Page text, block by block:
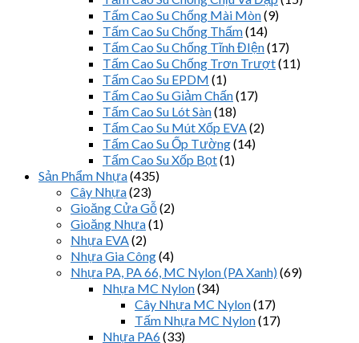
Tấm Cao Su Chống Mài Mòn(9)
Tấm Cao Su Chống Thấm(14)
Tấm Cao Su Chống Tĩnh ĐIện(17)
Tấm Cao Su Chống Trơn Trượt(11)
Tấm Cao Su EPDM (1)
Tấm Cao Su Giảm Chấn(17)
Tấm Cao Su Lót Sàn(18)
Tấm Cao Su Mút Xốp EVA(2)
Tấm Cao Su Ốp Tường(14)
Tấm Cao Su Xốp Bọt(1)
Sản Phẩm Nhựa(435)
Cây Nhựa(23)
Gioăng Cửa Gỗ(2)
Gioăng Nhựa(1)
Nhựa EVA(2)
Nhựa Gia Công(4)
Nhựa PA, PA 66, MC Nylon (PA Xanh)(69)
Nhựa MC Nylon(34)
Cây Nhựa MC Nylon(17)
Tấm Nhựa MC Nylon(17)
Nhựa PA6(33)